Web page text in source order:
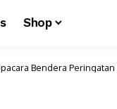
Shop
Bendera Peringatan